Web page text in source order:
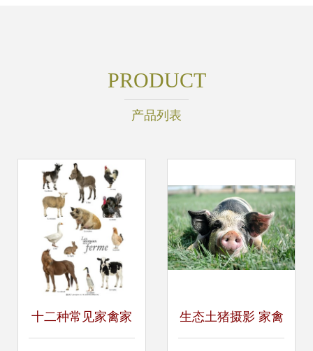
PRODUCT
产品列表
十二种常见家禽家 生态土猪摄影 家禽